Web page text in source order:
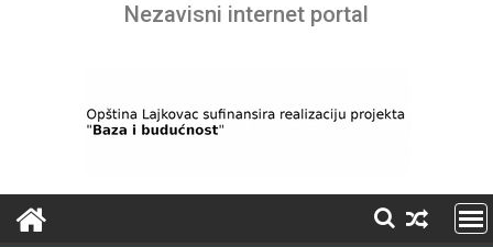
Nezavisni internet portal